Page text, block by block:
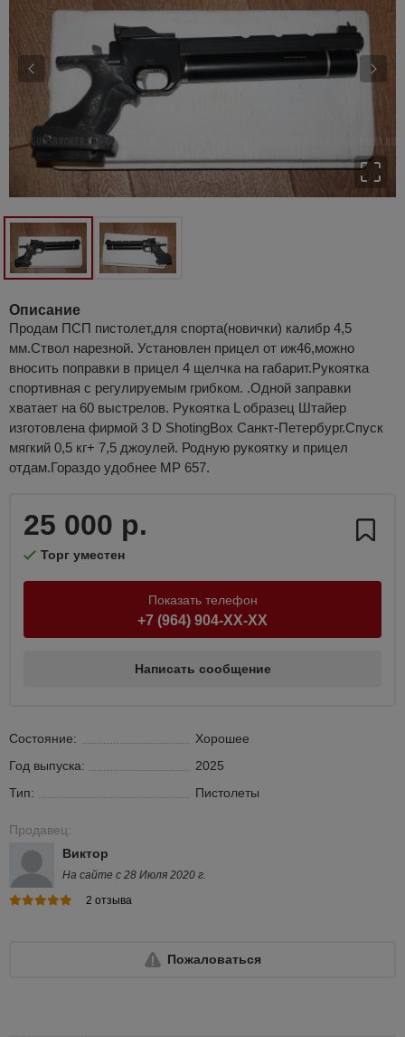
Описание
Продам ПСП пистолет,для спорта(новички) калибр 4,5
мм.Ствол нарезной. Установлен прицел от иж46,можно
вносить поправки в прицел 4 щелчка на габарит.Рукоятка
спортивная с регулируемым грибком. .Одной заправки
хватает на 60 выстрелов. Рукоятка L образец Штайер
изготовлена фирмой 3 D ShotingBox Санкт-Петербург.Спуск
мягкий 0,5 кг+ 7,5 джоулей. Родную рукоятку и прицел
отдам.Гораздо удобнее МР 657.
25 000 р.
Торг уместен
Показать телефон
+7 (964) 904-XX-XX
Написать сообщение
Состояние:
Хорошее
Год выпуска:
2025
Тип:
Пистолеты
Продавец:
Виктор
На сайте с 28 Июля 2020 г.
2 отзыва
Пожаловаться